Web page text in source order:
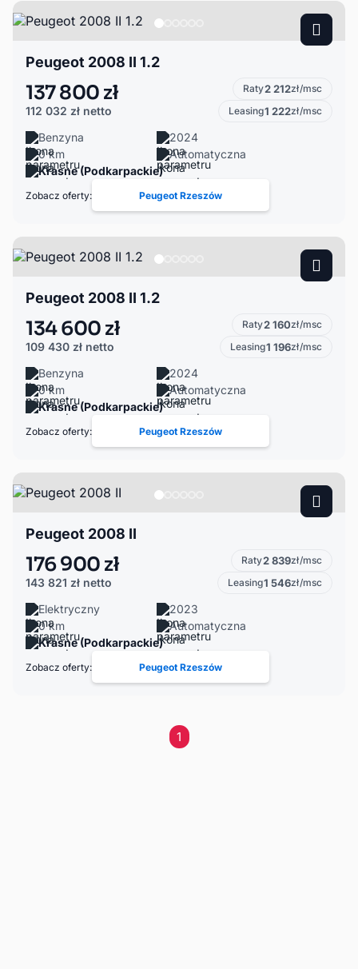
Peugeot 2008 II 1.2
137 800 zł
112 032 zł netto
Raty2 212zł/msc
Leasing1 222zł/msc
Benzyna
2024
0 km
Automatyczna
Krasne (Podkarpackie)
Zobacz oferty: Peugeot Rzeszów
Peugeot 2008 II 1.2
134 600 zł
109 430 zł netto
Raty2 160zł/msc
Leasing1 196zł/msc
Benzyna
2024
0 km
Automatyczna
Krasne (Podkarpackie)
Zobacz oferty: Peugeot Rzeszów
Peugeot 2008 II
176 900 zł
143 821 zł netto
Raty2 839zł/msc
Leasing1 546zł/msc
Elektryczny
2023
0 km
Automatyczna
Krasne (Podkarpackie)
Zobacz oferty: Peugeot Rzeszów
1